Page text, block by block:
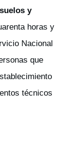
y
horas y
Nacional
que
técnicos